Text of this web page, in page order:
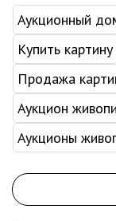
Аукционный
Купить картину
Продажа
Аукцион
Аукционы